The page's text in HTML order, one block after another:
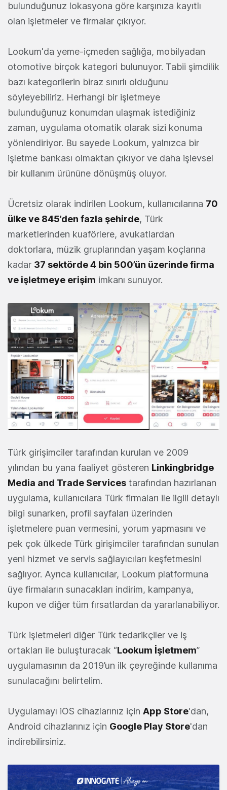
bulunduğunuz lokasyona göre karşınıza kayıtlı
olan işletmeler ve firmalar çıkıyor.
Lookum'da yeme-içmeden sağlığa, mobilyadan
otomotive birçok kategori bulunuyor. Tabii şimdilik
bazı kategorilerin biraz sınırlı olduğunu
söyleyebiliriz. Herhangi bir işletmeye
bulunduğunuz konumdan ulaşmak istediğiniz
zaman, uygulama otomatik olarak sizi konuma
yönlendiriyor. Bu sayede Lookum, yalnızca bir
işletme bankası olmaktan çıkıyor ve daha işlevsel
bir kullanım ürününe dönüşmüş oluyor.
Ücretsiz olarak indirilen Lookum, kullanıcılarına 70
ülke ve 845’den fazla şehirde, Türk
marketlerinden kuaförlere, avukatlardan
doktorlara, müzik gruplarından yaşam koçlarına
kadar 37 sektörde 4 bin 500’ün üzerinde firma
ve işletmeye erişim imkanı sunuyor.
Türk girişimciler tarafından kurulan ve 2009
yılından bu yana faaliyet gösteren Linkingbridge
Media and Trade Services tarafından hazırlanan
uygulama, kullanıcılara Türk firmaları ile ilgili detaylı
bilgi sunarken, profil sayfaları üzerinden
işletmelere puan vermesini, yorum yapmasını ve
pek çok ülkede Türk girişimciler tarafından sunulan
yeni hizmet ve servis sağlayıcıları keşfetmesini
sağlıyor. Ayrıca kullanıcılar, Lookum platformuna
üye firmaların sunacakları indirim, kampanya,
kupon ve diğer tüm fırsatlardan da yararlanabiliyor.
Türk işletmeleri diğer Türk tedarikçiler ve iş
ortakları ile buluşturacak “Lookum İşletmem”
uygulamasının da 2019’un ilk çeyreğinde kullanıma
sunulacağını belirtelim.
Uygulamayı iOS cihazlarınız için App Store'dan,
Android cihazlarınız için Google Play Store'dan
indirebilirsiniz.